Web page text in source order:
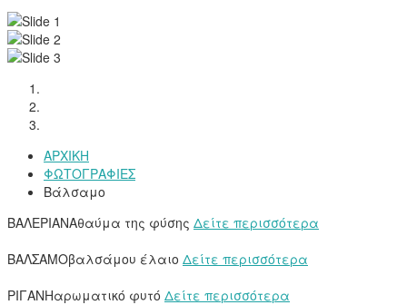
ΑΡΧΙΚΗ
ΦΩΤΟΓΡΑΦΙΕΣ
Βάλσαμο
ΒΑΛΕΡΙΑΝΑθαύμα της φύσης Δείτε περισσότερα
ΒΑΛΣΑΜΟβαλσάμου έλαιο Δείτε περισσότερα
ΡΙΓΑΝΗαρωματικό φυτό Δείτε περισσότερα